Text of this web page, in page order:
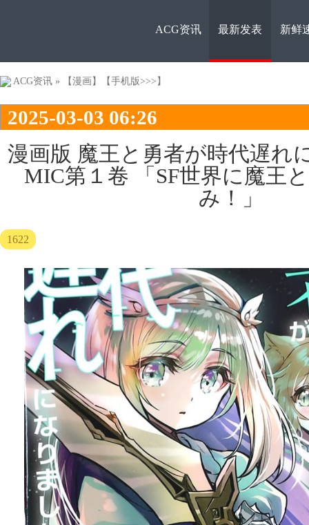
ACG资
ACG资讯 最新发表 新鲜
ACG资讯 » 【漫画】 【手机版>>>】
2025-03-03 06:26
漫画版 魔王と勇者が時代遅れ
MIC第１卷 「SF世界に魔王
み！」
1622